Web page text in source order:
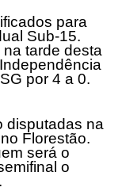
para
Sub-15.
tarde desta
por 4 a 0.
disputadas na
Florestão.
será o
o